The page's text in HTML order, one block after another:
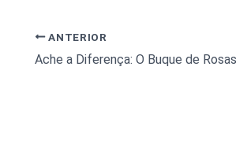
ANTERIOR
Ache a Diferença: O Buque de Rosas